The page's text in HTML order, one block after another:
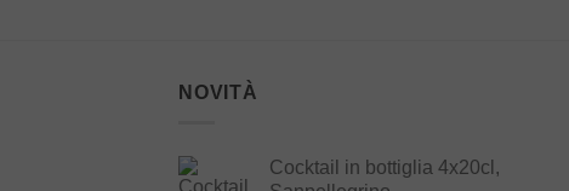
NOVITÀ
Cocktail in bottiglia 4x20cl,